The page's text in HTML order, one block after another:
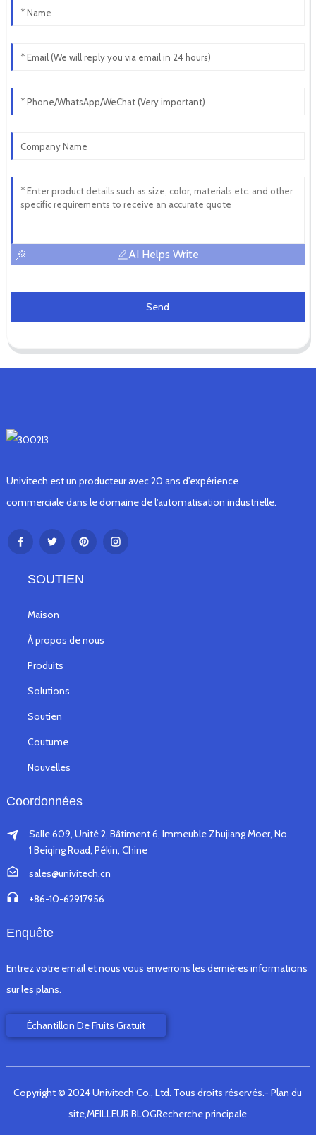
AI Helps Write
Send
Univitech est un producteur avec 20 ans d'expérience
commerciale dans le domaine de l'automatisation industrielle.
SOUTIEN
Maison
À propos de nous
Produits
Solutions
Soutien
Coutume
Nouvelles
Coordonnées
Salle 609, Unité 2, Bâtiment 6, Immeuble Zhujiang Moer, No.
1 Beiqing Road, Pékin, Chine
sales@univitech.cn
+86-10-62917956
Enquête
Entrez votre email et nous vous enverrons les dernières informations
sur les plans.
Échantillon De Fruits Gratuit
Copyright © 2024 Univitech Co., Ltd. Tous droits réservés.- Plan du
site,MEILLEUR BLOGRecherche principale